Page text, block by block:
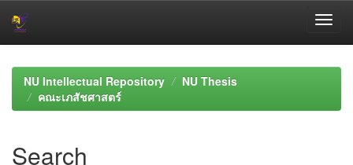
navigationNU Intellectual Repository
NU Thesis
คณะเภสัชศาสตร์
Search